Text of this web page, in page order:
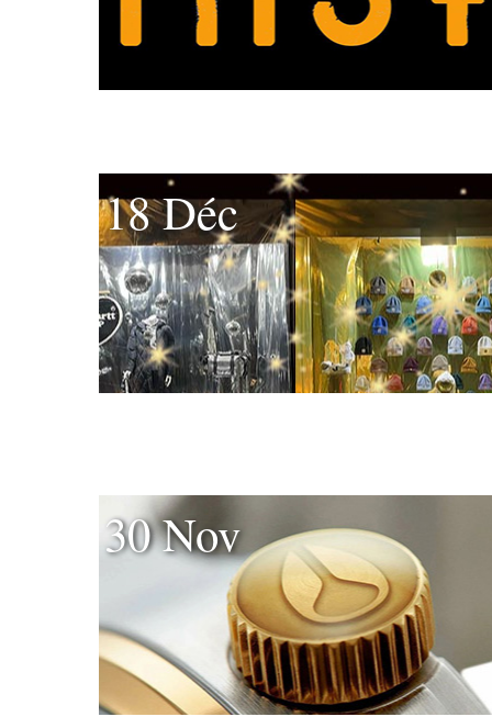
18 Déc
30 Nov